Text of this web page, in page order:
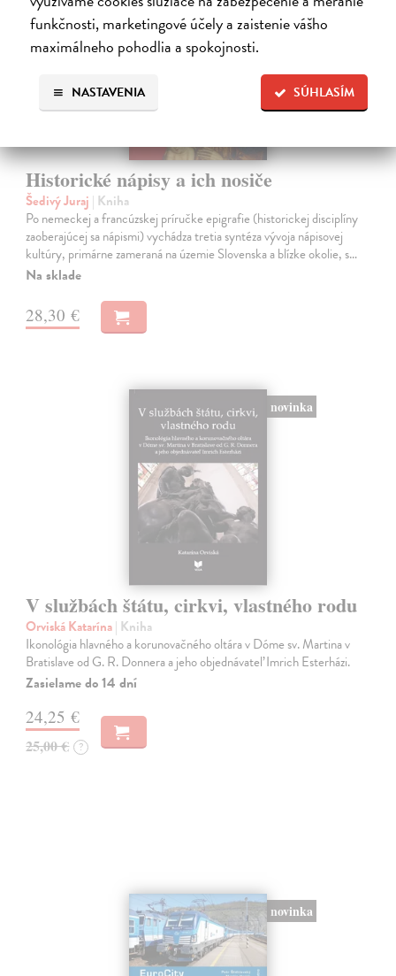
funkčnosti, marketingové účely a zaistenie vášho
maximálneho pohodlia a spokojnosti.
SÚHLASÍM
NASTAVENIA
Historické nápisy a ich nosiče
Šedivý Juraj | Kniha
Po nemeckej a francúzskej príručke epigrafie (historickej disciplíny
zaoberajúcej sa nápismi) vychádza tretia syntéza vývoja nápisovej
kultúry, primárne zameraná na územie Slovenska a blízke okolie, s…
Na sklade
28,30 €
novinka
V službách štátu, cirkvi, vlastného rodu
Orviská Katarína| Kniha
Ikonológia hlavného a korunovačného oltára v Dóme sv. Martina v
Bratislave od G. R. Donnera a jeho objednávateľ Imrich Esterházi.
Zasielame do 14 dní
24,25 €
25,00 € ?
novinka